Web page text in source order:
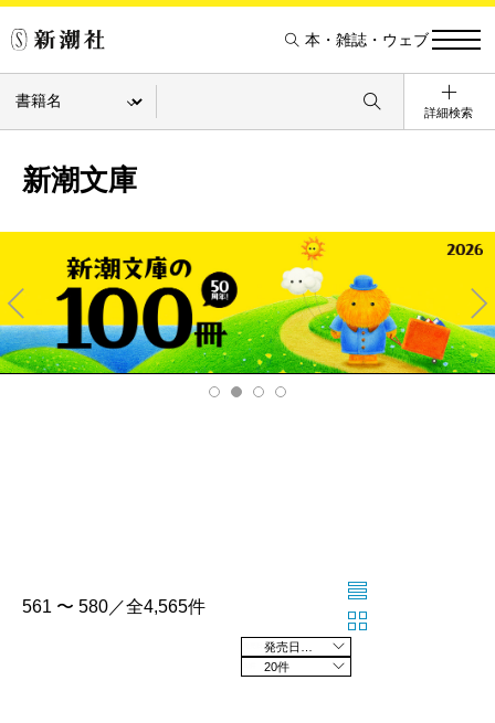
本・雑誌・ウェブ
詳細検索
新潮文庫
Pre
v
Ne
xt
561 〜 580／全4,565件
20件